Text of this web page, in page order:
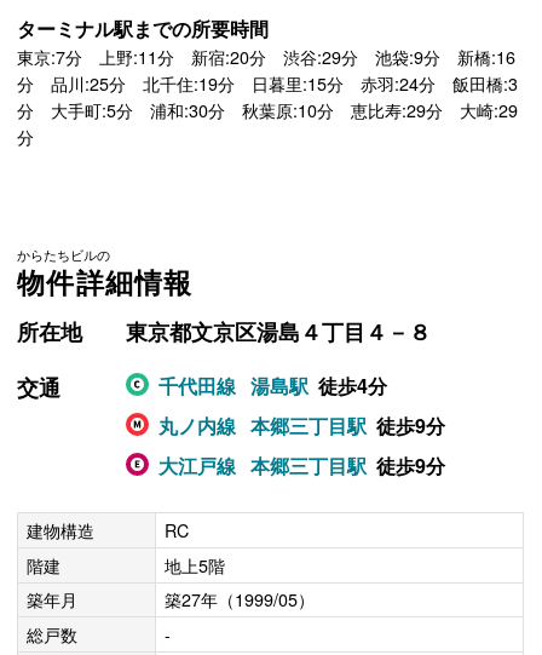
ターミナル駅までの所要時間
東京:7分 上野:11分 新宿:20分 渋谷:29分 池袋:9分 新橋:16
分 品川:25分 北千住:19分 日暮里:15分 赤羽:24分 飯田橋:3
分 大手町:5分 浦和:30分 秋葉原:10分 恵比寿:29分 大崎:29
分
からたちビルの
物件詳細情報
所在地
東京都文京区湯島４丁目４－８
交通
千代田線 湯島駅 徒歩4分
丸ノ内線 本郷三丁目駅 徒歩9分
大江戸線 本郷三丁目駅 徒歩9分
建物構造
RC
階建
地上5階
築年月
築27年（1999/05）
総戸数
-